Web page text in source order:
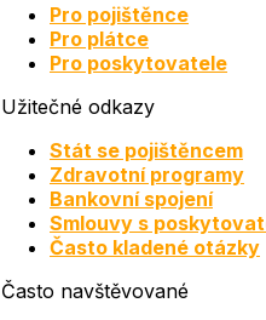
Pro pojištěnce
Pro plátce
Pro poskytovatele
Užitečné odkazy
Stát se pojištěncem
Zdravotní programy
Bankovní spojení
Smlouvy s
Často kladené otázky
Často navštěvované